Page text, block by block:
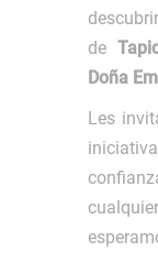
de
Doña
Les